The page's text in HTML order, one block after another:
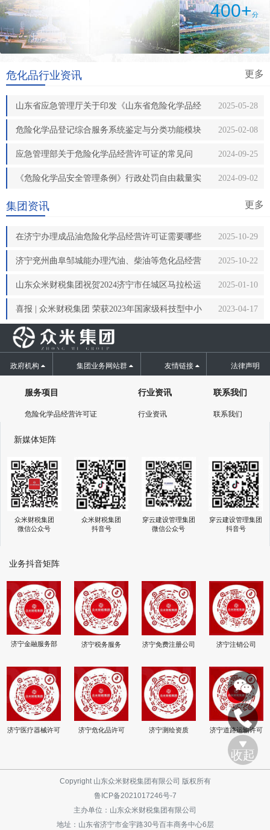
400+分
危化品行业资讯 更多
2025-05-28
山东省应急管理厅关于印发《山东省危险化学品经
营许可证实施细则》的通知 2025-02-08
危险化学品登记综合服务系统鉴定与分类功能模块
正式启用 2024-09-25
应急管理部关于危险化学品经营许可证的常见问
答！ 2024-09-02
《危险化学品安全管理条例》行政处罚自由裁量实
施标准
集团资讯 更多
2025-10-29
在济宁办理成品油危险化学品经营许可证需要哪些
条件?济宁任城嘉祥汶上泗水成品油危险化学品经营
许可证代办!
2025-10-22
济宁兖州曲阜邹城能办理汽油、柴油等危化品经营
许可证吗?济宁市兖州区曲阜邹城危化品经营许可证! 2025-01-10
山东众米财税集团祝贺2024济宁市任城区马拉松运
动协会首届年会圆满落幕 2023-04-17
喜报 | 众米财税集团 荣获2023年国家级科技型中小
企业
政府机构 集团业务网站群 友情链接 法律声明
服务项目
危险化学品经营许可证
行业资讯
行业资讯
联系我们
联系我们
新媒体矩阵
众米财税集团
微信公众号
众米财税集团
抖音号
穿云建设管理集团
微信公众号
穿云建设管理集团
抖音号
业务抖音矩阵
济宁金融服务部 济宁税务服务 济宁免费注册公司 济宁注销公司
济宁医疗器械许可 济宁危化品许可 济宁测绘资质 济宁道路运输许可
Copyright 山东众米财税集团有限公司 版权所有
鲁ICP备2021017246号-7
主办单位：山东众米财税集团有限公司
地址：山东省济宁市金宇路30号百丰商务中心6层
收起